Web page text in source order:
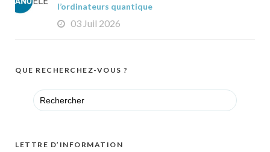
l’ordinateurs quantique
03 Juil 2026
QUE RECHERCHEZ-VOUS ?
Search
for:
LETTRE D’INFORMATION